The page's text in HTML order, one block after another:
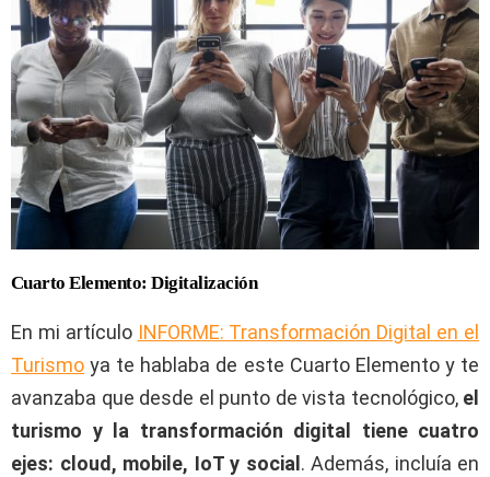
Cuarto Elemento: Digitalización
En mi artículo INFORME: Transformación Digital en el
Turismo ya te hablaba de este Cuarto Elemento y te
avanzaba que desde el punto de vista tecnológico, el
turismo y la transformación digital tiene cuatro
ejes: cloud, mobile, IoT y social . Además, incluía en